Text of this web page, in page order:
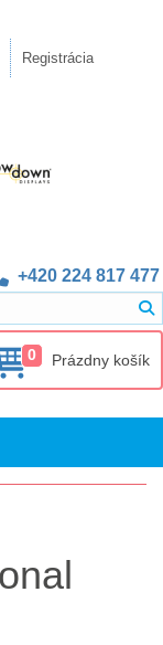
Registrácia
+420 224 817 477
0 Prázdny košík